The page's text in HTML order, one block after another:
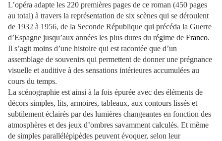
L’opéra adapte les 220 premières pages de ce roman (450 pages
au total) à travers la représentation de six scènes qui se déroulent
de 1932 à 1956, de la Seconde République qui précéda la Guerre
d’Espagne jusqu’aux années les plus dures du régime de Franco.
Il s’agit moins d’une histoire qui est racontée que d’un
assemblage de souvenirs qui permettent de donner une prégnance
visuelle et auditive à des sensations intérieures accumulées au
cours du temps.
La scénographie est ainsi à la fois épurée avec des éléments de
décors simples, lits, armoires, tableaux, aux contours lissés et
subtilement éclairés par des lumières changeantes en fonction des
atmosphères et des jeux d’ombres savamment calculés. Et même
de simples parallélépipèdes peuvent évoquer, selon leur